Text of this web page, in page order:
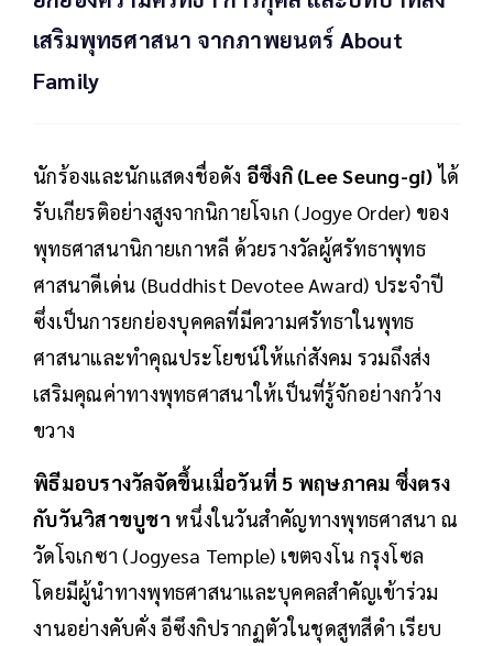
เสริมพุทธศาสนา จากภาพยนตร์ About
Family
นักร้องและนักแสดงชื่อดัง อีซึงกิ (Lee Seung-gi) ได้
รับเกียรติอย่างสูงจากนิกายโจเก (Jogye Order) ของ
พุทธศาสนานิกายเกาหลี ด้วยรางวัลผู้ศรัทธาพุทธ
ศาสนาดีเด่น (Buddhist Devotee Award) ประจำปี
ซึ่งเป็นการยกย่องบุคคลที่มีความศรัทธาในพุทธ
ศาสนาและทำคุณประโยชน์ให้แก่สังคม รวมถึงส่ง
เสริมคุณค่าทางพุทธศาสนาให้เป็นที่รู้จักอย่างกว้าง
ขวาง
พิธีมอบรางวัลจัดขึ้นเมื่อวันที่ 5 พฤษภาคม ซึ่งตรง
กับวันวิสาขบูชา หนึ่งในวันสำคัญทางพุทธศาสนา ณ
วัดโจเกซา (Jogyesa Temple) เขตจงโน กรุงโซล
โดยมีผู้นำทางพุทธศาสนาและบุคคลสำคัญเข้าร่วม
งานอย่างคับคั่ง อีซึงกิปรากฏตัวในชุดสูทสีดำ เรียบ